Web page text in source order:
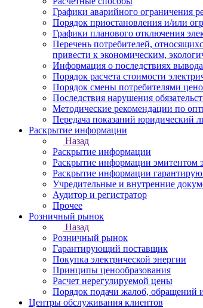
Графики аварийного ограничения
Порядок приостановления и/или
Графики планового отключения
Перечень потребителей,
привести к экономическим,
Информация о последствиях вывода
Порядок расчета стоимости
Порядок смены потребителями
Последствия нарушения
Методические рекомендации по
Передача показаний юридический
Раскрытие информации
Назад
Раскрытие информации
Раскрытие информации эмитентом
Раскрытие информации
Учредительные и внутренние
Аудитор и регистратор
Прочее
Розничный рынок
Назад
Розничный рынок
Гарантирующий поставщик
Покупка электрической энергии
Принципы ценообразования
Расчет нерегулируемой цены
Порядок подачи жалоб, обращений
Центры обслуживания клиентов